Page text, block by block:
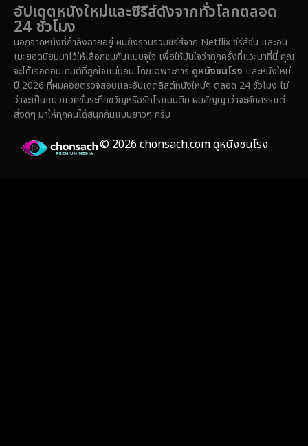
Family ครอบครัว
Fantasy จินตนาการ (324)
Fiction (14)
Gothic
อัปเดตหนังใหม่และซีรีส์ดังจากทั่วโลกตลอด
24 ชั่วโมง
นอกจากหนังที่กำลังฉายอยู่ ผมยังรวบรวมซีรีส์จาก Netflix ซีรีส์จีน และอนิ
เมะยอดนิยมมาไว้ให้เลือกชมกันแบบจุใจ เพื่อให้มั่นใจว่าทุกครั้งที่แวะมาที่นี่ คุณ
จะได้เจอคอนเทนต์ที่ถูกใจแน่นอน โดยเฉพาะการ ดูหนังชนโรง และหนังใหม่
ปี 2026 ที่ผมคอยตรวจสอบและอัปเดตลิสต์หนังใหม่ๆ ตลอด 24 ชั่วโมง ไม่
ว่าจะเป็นแนวแอคชั่นระทึกขวัญหรือรักโรแมนติก ผมสัญญาว่าจะคัดสรรแต่
สิ่งดีๆ มาให้ทุกคนได้สนุกกันแบบยาวๆ ครับ
© 2026 chonsach.com ดูหนังชนโรง